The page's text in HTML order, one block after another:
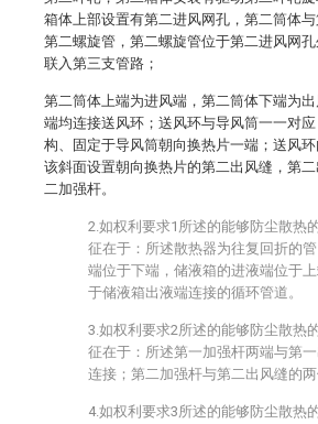
箱体上部设置有第二进风网孔，第二筒体
第二螺旋管，第二螺旋管位于第二进风网
联入第三支管路；
第二筒体上端为进风端，第二筒体下端为
端均连接送风环；送风环与导风筒一一对
构、固定于导风筒朝向换热片一端；送风环
该斜面设置朝向换热片的第二出风缝，第
二加强杆。
2.如权利要求1所述的能够防尘散热
征在于：所述散热器为往复回折的
端位于下端，储液箱的进液端位于
于储液箱出液端连接的循环管道。
3.如权利要求2所述的能够防尘散热
征在于：所述第一加强杆两端与第
连接；第二加强杆与第二出风缝的两
4.如权利要求3所述的能够防尘散热